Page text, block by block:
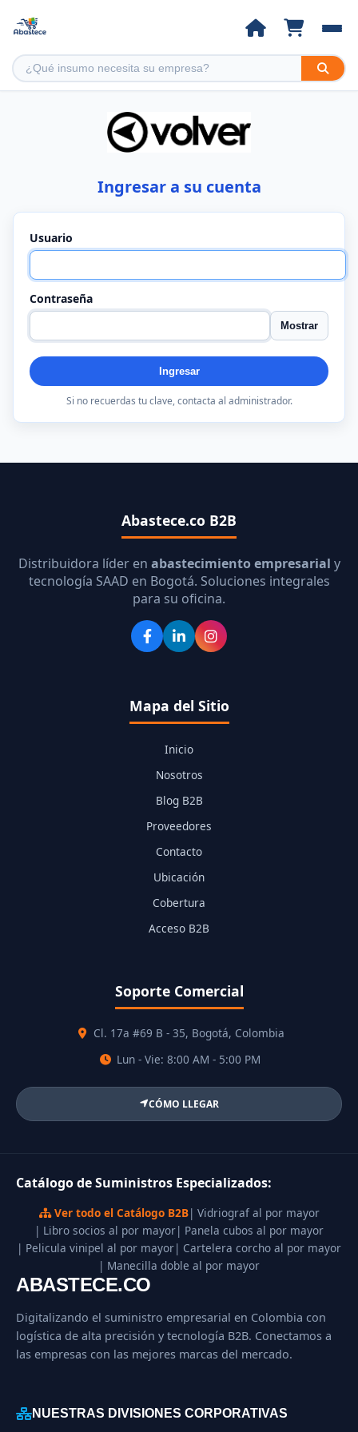
Ingresar a su cuenta
Usuario
Contraseña
Mostrar
Ingresar
Si no recuerdas tu clave, contacta al administrador.
Abastece.co B2B
Distribuidora líder en abastecimiento empresarial y
tecnología SAAD en Bogotá. Soluciones integrales
para su oficina.
Mapa del Sitio
Inicio
Nosotros
Blog B2B
Proveedores
Contacto
Ubicación
Cobertura
Acceso B2B
Soporte Comercial
Cl. 17a #69 B - 35, Bogotá, Colombia
Lun - Vie: 8:00 AM - 5:00 PM
CÓMO LLEGAR
Catálogo de Suministros Especializados:
Ver todo el Catálogo B2B| Vidriograf al por mayor
| Libro socios al por mayor| Panela cubos al por mayor
| Pelicula vinipel al por mayor| Cartelera corcho al por mayor
| Manecilla doble al por mayor
ABASTECE.CO
Digitalizando el suministro empresarial en Colombia con
logística de alta precisión y tecnología B2B. Conectamos a
las empresas con las mejores marcas del mercado.
NUESTRAS DIVISIONES CORPORATIVAS